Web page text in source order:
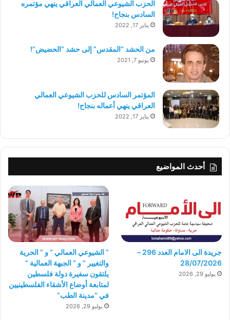
الحزب الشيوعي العمالي العراقي ينهي مؤتمره
السادس بنجاح!
يناير 17, 2022
من الحشد “المقدس” إلى حشد “الحضيض”!
يونيو 7, 2021
المؤتمر السادس للحزب الشيوعي العمالي
العراقي ينهي أعماله بنجاح!
يناير 17, 2022
أحدث المواضيع
جريدة الى الامام العدد 296 –
28/07/2026
يوليو 29, 2026
” الشيوعي العمالي ” و ” الحرية
والتغيير ” و ” الجبهة العمالية ”
يلتقون سفيرة دولة فلسطين
لمتابعة أوضاع الأشقاء الفلسطينيين
في “مدينة الطب”
يوليو 29, 2026